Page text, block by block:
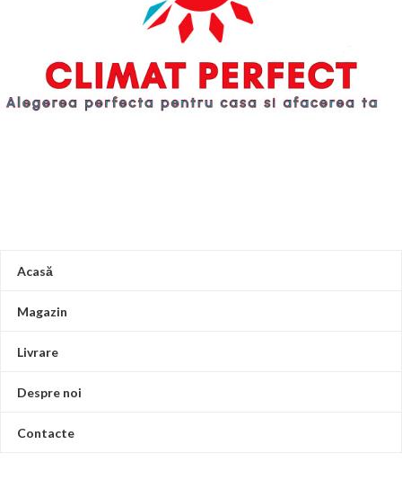
Acasă
Magazin
Livrare
Despre noi
Contacte